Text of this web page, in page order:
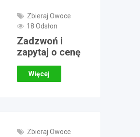
Zbieraj Owoce
18 Odsłon
Zadzwoń i
zapytaj o cenę
Więcej
Zbieraj Owoce